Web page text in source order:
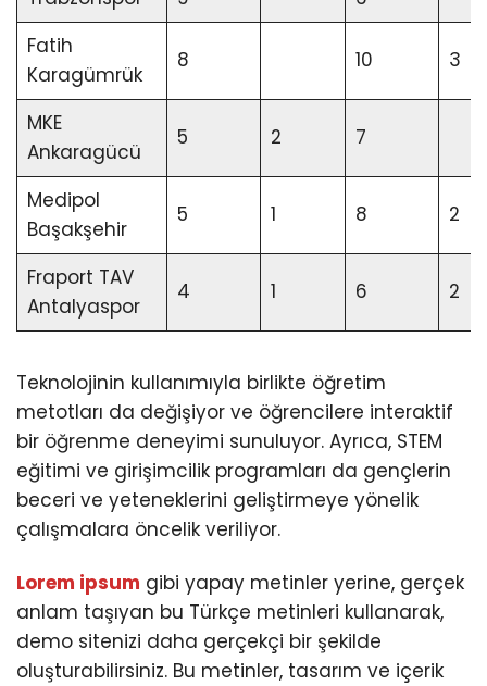
Fatih
Karagümrük
8 10 3
MKE
Ankaragücü
5 2 7
Medipol
Başakşehir
5 1 8 2
Fraport TAV
Antalyaspor
4 1 6 2
Teknolojinin kullanımıyla birlikte öğretim
metotları da değişiyor ve öğrencilere interaktif
bir öğrenme deneyimi sunuluyor. Ayrıca, STEM
eğitimi ve girişimcilik programları da gençlerin
beceri ve yeteneklerini geliştirmeye yönelik
çalışmalara öncelik veriliyor.
Lorem ipsum gibi yapay metinler yerine, gerçek
anlam taşıyan bu Türkçe metinleri kullanarak,
demo sitenizi daha gerçekçi bir şekilde
oluşturabilirsiniz. Bu metinler, tasarım ve içerik